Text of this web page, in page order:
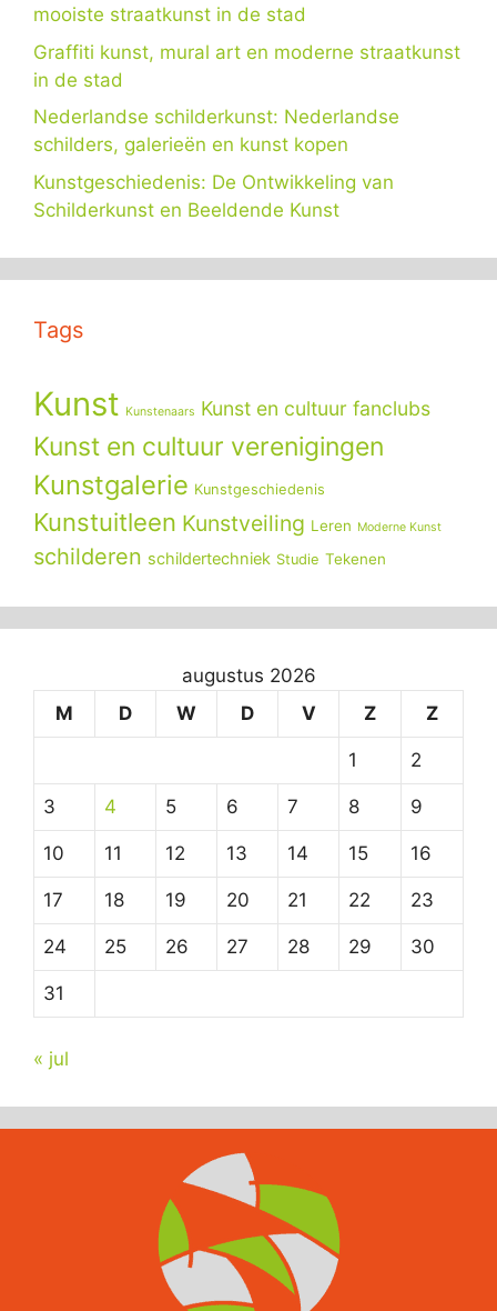
mooiste straatkunst in de stad
Graffiti kunst, mural art en moderne straatkunst
in de stad
Nederlandse schilderkunst: Nederlandse
schilders, galerieën en kunst kopen
Kunstgeschiedenis: De Ontwikkeling van
Schilderkunst en Beeldende Kunst
Tags
Kunst Kunstenaars Kunst en cultuur fanclubs
Kunst en cultuur verenigingen
Kunstgalerie Kunstgeschiedenis
Kunstuitleen Kunstveiling Leren Moderne Kunst
schilderen schildertechniek Studie Tekenen
augustus 2026
M
D W D V Z Z
1 2
3 4 5 6 7 8 9
10 11 12 13 14 15 16
17 18 19 20 21 22 23
24 25 26 27 28 29 30
31
« jul